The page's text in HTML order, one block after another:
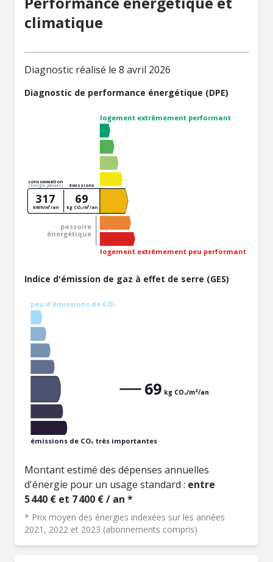
climatique
Diagnostic réalisé le 8 avril 2026
Diagnostic de performance énergétique (DPE)
logement extrêmement performant
logement extrêmement peu performant
passoire
énergétique
consommation
(énergie primaire) émissions
317
kWh/m²/an
69
kg CO₂/m²/an
Indice d'émission de gaz à effet de serre (GES)
peu d'émissions de CO₂
émissions de CO₂ très importantes
69 kg CO₂/m²/an
Montant estimé des dépenses annuelles
d'énergie pour un usage standard : entre
5 440 € et 7 400 € / an *
* Prix moyen des énergies indexées sur les années
2021, 2022 et 2023 (abonnements compris)